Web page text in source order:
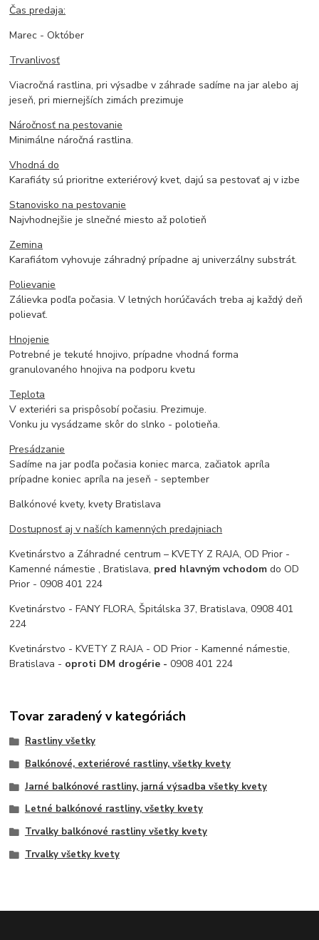
Čas predaja:
Marec - Október
Trvanlivosť
Viacročná rastlina, pri výsadbe v záhrade sadíme na jar alebo aj
jeseň, pri miernejších zimách prezimuje
Náročnosť na pestovanie
Minimálne náročná rastlina.
Vhodná do
Karafiáty sú prioritne exteriérový kvet, dajú sa pestovať aj v izbe
Stanovisko na pestovanie
Najvhodnejšie je slnečné miesto až polotieň
Zemina
Karafiátom vyhovuje záhradný prípadne aj univerzálny substrát.
Polievanie
Zálievka podľa počasia. V letných horúčavách treba aj každý deň
polievať.
Hnojenie
Potrebné je tekuté hnojivo, prípadne vhodná forma
granulovaného hnojiva na podporu kvetu
Teplota
V exteriéri sa prispôsobí počasiu. Prezimuje.
Vonku ju vysádzame skôr do slnko - polotieňa.
Presádzanie
Sadíme na jar podľa počasia koniec marca, začiatok apríla
prípadne koniec apríla na jeseň - september
Balkónové kvety, kvety Bratislava
Dostupnosť aj v naších kamenných predajniach
Kvetinárstvo a Záhradné centrum – KVETY Z RAJA, OD Prior -
Kamenné námestie , Bratislava, pred hlavným vchodom do OD
Prior - 0908 401 224
Kvetinárstvo - FANY FLORA, Špitálska 37, Bratislava, 0908 401
224
Kvetinárstvo - KVETY Z RAJA - OD Prior - Kamenné námestie,
Bratislava - oproti DM drogérie -0908 401 224
Tovar zaradený v kategóriách
Rastliny všetky
Balkónové, exteriérové rastliny, všetky kvety
Jarné balkónové rastliny, jarná výsadba všetky kvety
Letné balkónové rastliny, všetky kvety
Trvalky balkónové rastliny všetky kvety
Trvalky všetky kvety